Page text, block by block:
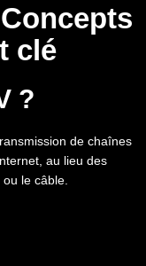
clé
?
de chaînes
au lieu des
le câble.